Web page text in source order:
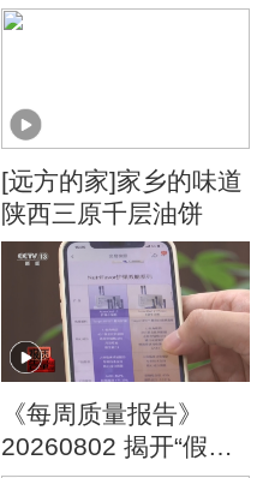
[远方的家]家乡的味道
陕西三原千层油饼
《每周质量报告》
20260802 揭开“假洋